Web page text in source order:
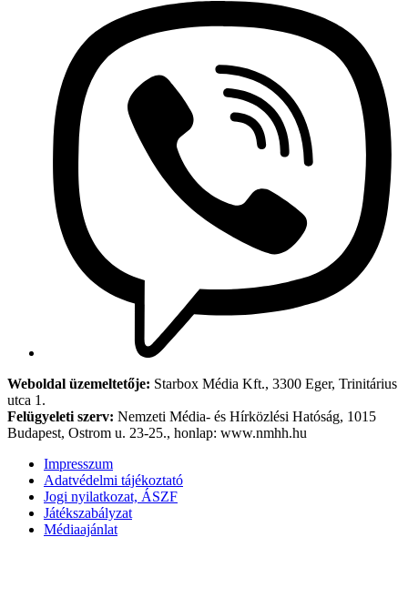
Weboldal üzemeltetője: Starbox Média Kft., 3300 Eger, Trinitárius
utca 1.
Felügyeleti szerv: Nemzeti Média- és Hírközlési Hatóság, 1015
Budapest, Ostrom u. 23-25., honlap: www.nmhh.hu
Impresszum
Adatvédelmi tájékoztató
Jogi nyilatkozat, ÁSZF
Játékszabályzat
Médiaajánlat